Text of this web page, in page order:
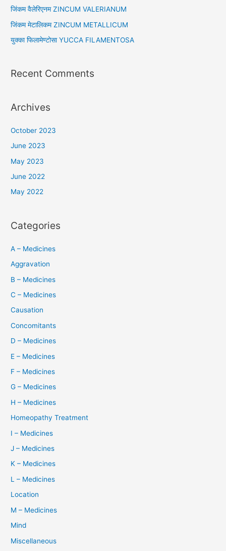
o
जिंकम वैलेरिएनम ZINCUM VALERIANUM
जिंकम मेटालिकम ZINCUM METALLICUM
युक्का फिलामेण्टोसा YUCCA FILAMENTOSA
Recent Comments
Archives
October 2023
June 2023
May 2023
June 2022
May 2022
Categories
A – Medicines
Aggravation
B – Medicines
C – Medicines
Causation
Concomitants
D – Medicines
E – Medicines
F – Medicines
G – Medicines
H – Medicines
Homeopathy Treatment
I – Medicines
J – Medicines
K – Medicines
L – Medicines
Location
M – Medicines
Mind
Miscellaneous